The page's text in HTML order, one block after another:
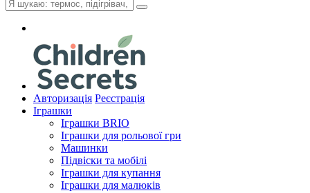
Авторизація Реєстрація
Іграшки
Іграшки BRIO
Іграшки для рольової гри
Машинки
Підвіски та мобілі
Іграшки для купання
Іграшки для малюків